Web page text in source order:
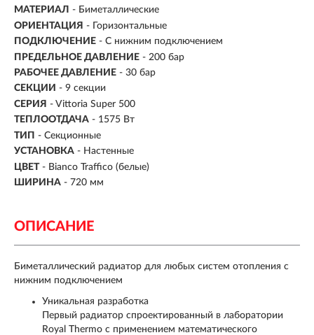
МАТЕРИАЛ - Биметаллические
ОРИЕНТАЦИЯ - Горизонтальные
ПОДКЛЮЧЕНИЕ - С нижним подключением
ПРЕДЕЛЬНОЕ ДАВЛЕНИЕ - 200 бар
РАБОЧЕЕ ДАВЛЕНИЕ - 30 бар
СЕКЦИИ - 9 секции
СЕРИЯ - Vittoria Super 500
ТЕПЛООТДАЧА - 1575 Вт
ТИП - Секционные
УСТАНОВКА - Настенные
ЦВЕТ - Bianco Traffico (белые)
ШИРИНА - 720 мм
ОПИСАНИЕ
Биметаллический радиатор для любых систем отопления с
нижним подключением
Уникальная разработка
Первый радиатор спроектированный в лаборатории
Royal Thermo с применением математического